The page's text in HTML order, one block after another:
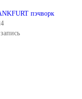
пэчворк